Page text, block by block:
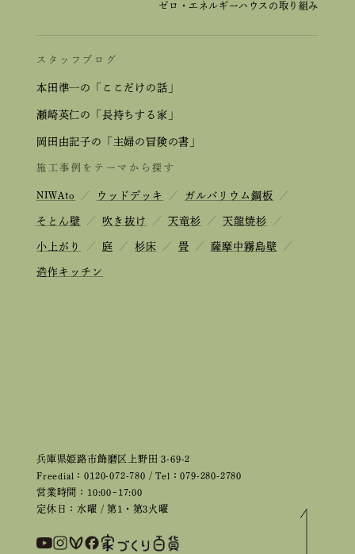
兵庫県姫路市飾磨区上野田 3-69-2
Freedial：0120-072-780 / Tel：079-280-2780
営業時間：10:00~17:00
定休日：水曜 / 第1・第3火曜
ゼロ・エネルギーハウスの取り組み
スタッフブログ
本田準一の「ここだけの話」
瀬崎英仁の「長持ちする家」
岡田由記子の「主婦の冒険の書」
施工事例をテーマから探す
NIWAto ／ ウッドデッキ ／ ガルバリウム鋼板 ／
そとん壁 ／ 吹き抜け ／ 天竜杉 ／ 天龍焼杉 ／
小上がり ／ 庭 ／ 杉床 ／ 畳 ／ 薩摩中霧島壁 ／
造作キッチン